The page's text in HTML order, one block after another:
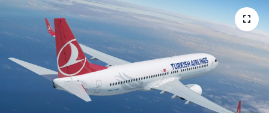
Otomobil
Oyun
Ramazan
Resmi İlanlar